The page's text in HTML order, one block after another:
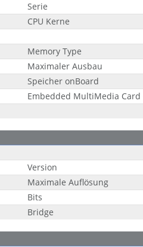
Serie
CPU Kerne
Memory Type
Maximaler Ausbau
Speicher onBoard
Embedded MultiMedia Card
Version
Maximale Auflösung
Bits
Bridge